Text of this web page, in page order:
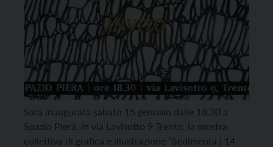
Sarà inaugurata sabato 15 gennaio dalle 18.30 a
Spazio Piera, in via Lavisotto 9 Trento, la mostra
collettiva di grafica e illustrazione “Sedimenta | 14